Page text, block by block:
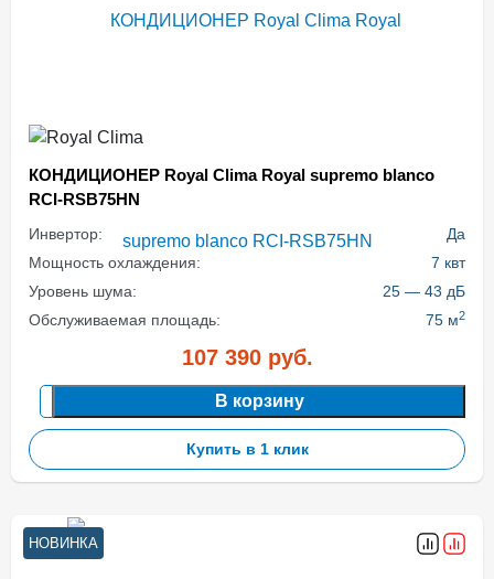
КОНДИЦИОНЕР Royal Clima Royal supremo blanco
RCI-RSB75HN
Инвертор:
Да
Мощность охлаждения:
7 квт
Уровень шума:
25 — 43 дБ
Обслуживаемая площадь:
75 м2
107 390руб.
В корзину
Купить в 1 клик
НОВИНКА